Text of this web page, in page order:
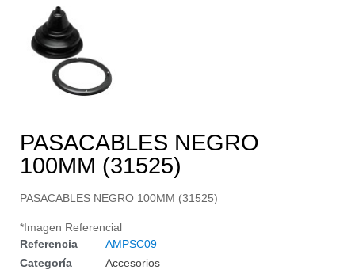
PASACABLES NEGRO
100MM (31525)
PASACABLES NEGRO 100MM (31525)
*Imagen Referencial
Referencia
AMPSC09
Categoría
Accesorios